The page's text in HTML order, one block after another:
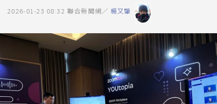
2026-01-23 08:32 聯合新聞網／ 楊又肇